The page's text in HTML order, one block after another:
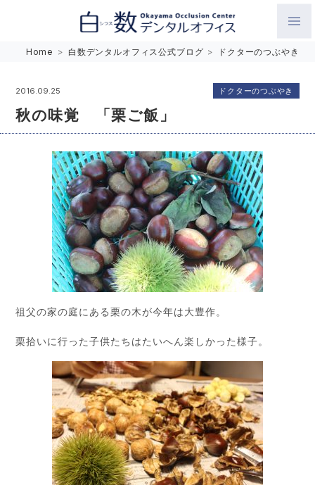
Home > 白数デンタルオフィス公式ブログ > ドクターのつぶやき
2016.09.25
秋の味覚 「栗ご飯」
ドクターのつぶやき
祖父の家の庭にある栗の木が今年は大豊作。
栗拾いに行った子供たちはたいへん楽しかった様子。